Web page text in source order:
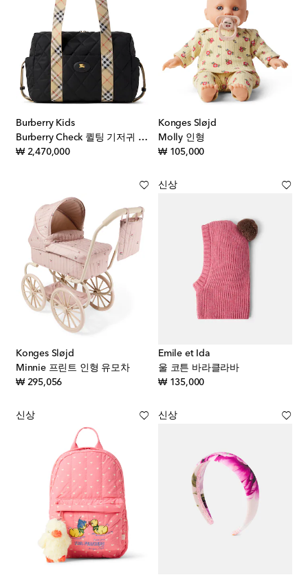
Burberry Kids
Burberry Check 퀼팅 기저귀 가방
₩ 2,470,000original price
Konges Sløjd
Molly 인형
₩ 105,000original price
Konges Sløjd
Minnie 프린트 인형 유모차
₩ 295,056original price
신상
Emile et Ida
울 코튼 바라클라바
₩ 135,000original price
신상 신상